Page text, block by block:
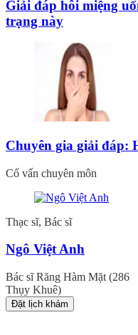
Giải đáp hôi miệng
trạng này
Chuyên gia giải đáp:
Cố vấn chuyên môn
Thạc sĩ, Bác sĩ
Ngô Việt Anh
Bác sĩ Răng Hàm Mặt (286
Thụy Khuê)
Đặt lịch khám